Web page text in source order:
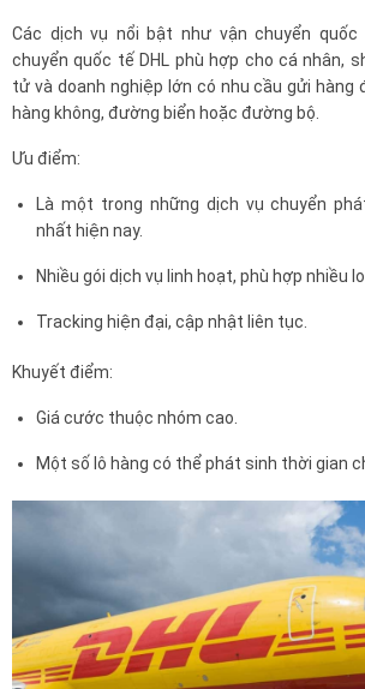
Các dịch vụ nổi bật như vận chuyển quốc
chuyển quốc tế DHL phù hợp cho cá nhân,
tử và doanh nghiệp lớn có nhu cầu gửi hàng
hàng không, đường biển hoặc đường bộ.
Ưu điểm:
Là một trong những dịch vụ chuyển
nhất hiện nay.
Nhiều gói dịch vụ linh hoạt, phù hợp nhiều
Tracking hiện đại, cập nhật liên tục.
Khuyết điểm:
Giá cước thuộc nhóm cao.
Một số lô hàng có thể phát sinh thời gian